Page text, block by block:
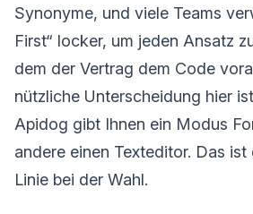
Synonyme, und viele Teams
First“ locker, um jeden Ansatz
dem der Vertrag dem Code
nützliche Unterscheidung hier
Apidog gibt Ihnen ein Modus
andere einen Texteditor. Das
Linie bei der Wahl.